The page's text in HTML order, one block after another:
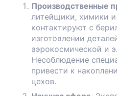
Производственные
литейщики, химики
контактируют с
изготовлении
аэрокосмической и
Несоблюдение
привести к
цехов.